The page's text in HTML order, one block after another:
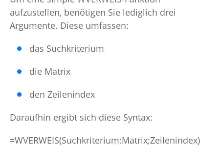
aufzustellen, benötigen Sie lediglich drei
Argumente. Diese umfassen:
das Suchkriterium
die Matrix
den Zeilenindex
Daraufhin ergibt sich diese Syntax:
=WVERWEIS(Suchkriterium;Matrix;Zeilenindex)